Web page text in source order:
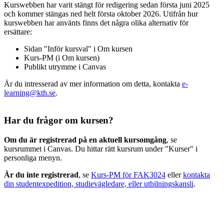
Kurswebben har varit stängt för redigering sedan första juni 2025
och kommer stängas ned helt första oktober 2026. Utifrån hur
kurswebben har använts finns det några olika alternativ för
ersättare:
Sidan "Inför kursval" i Om kursen
Kurs-PM (i Om kursen)
Publikt utrymme i Canvas
Är du intresserad av mer information om detta, kontakta e-
learning@kth.se.
Har du frågor om kursen?
Om du är registrerad på en aktuell kursomgång, se
kursrummet i Canvas. Du hittar rätt kursrum under "Kurser" i
personliga menyn.
Är du inte registrerad, se Kurs-PM för FAK3024 ellerkontakta
din studentexpedition, studievägledare, eller utbilningskansli.